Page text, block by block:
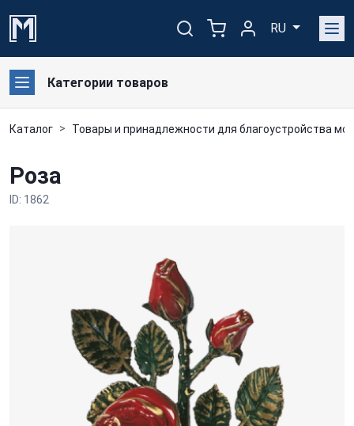
RU
Категории товаров
Каталог Товары и принадлежности для благоустройства
Роза
ID: 1862